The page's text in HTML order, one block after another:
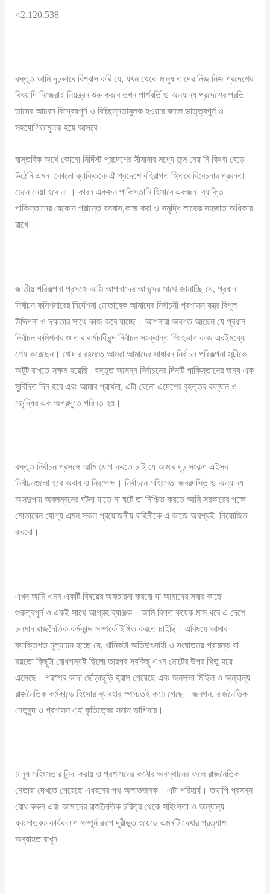
<2.120.538
বস্তুত আমি দৃঢ়ভাবে বিশ্বাস করি যে, যখন থেকে মানুষ তাদের নিজ নিজ প্রদেশের
বিষয়াদি নিজেরাই নিয়ন্ত্রন শুরু করবে তখন পার্শবর্তি ও অন্যান্য প্রদেশের প্রতি
তাদের আচরন বিদ্বেষপুর্ন ও বিচ্ছিন্নতামুলক হওয়ার বদলে ভাতৃত্বপুর্ন ও
সহযোগিতামুলক হয়ে আসবে।
বাস্তবিক অর্থে কোনো নির্দিস্ট প্রদেশের সীমানার মধ্যে জন্ম নেয় নি কিংবা বেড়ে
উঠেনি এমন কোনো ব্যাক্তিকে ঐ প্রদেশে বহিরাগত হিসাবে বিবেচনার প্রবনতা
মেনে নেয়া হবে না । কারন একজন পাকিস্তানি হিসাবে একজন ব্যাক্তি
পাকিস্তানের যেকোন প্রান্তে বসবাস,কাজ করা ও সমৃদ্ধি লাভের সহজাত অধিকার
রাখে ।
জাতীয় পরিকল্পনা প্রসঙ্গে আমি আপনাদের আনন্দের সাথে জানাচ্ছি যে, প্রধান
নির্বাচন কমিশনারের নির্দেশনা মোতাবেক আমাদের নির্বাচনী প্রশাসন যন্ত্র বিপুল
উদ্দিপনা ও দক্ষতার সাথে কাজ করে যাচ্ছে। আপনারা অবগত আছেন যে প্রধান
নির্বাচন কমিশনার ও তার কর্মচারীবৃন্দ নির্বাচন সংক্রান্ত সিংহভাগ কাজ এরইমধ্যে
শেষ করেছেন। খোদার রহমতে আমরা আমাদের সাধারন নির্বাচন পরিকল্পনা সূচীকে
অটুট রাখতে সক্ষম হয়েছি।বস্তুত আসন্ন নির্বাচনের দিনটি পাকিস্তানের জন্য এক
সুবিদিত দিন হবে এবং আমার প্রার্থনা, এটা যেনো এদেশের বৃহত্তর কল্যান ও
সমৃদ্ধির এক অগ্রদূতে পরিনত হয়।
বস্তুত নির্বাচন প্রসঙ্গে আমি যোগ করতে চাই যে আমার দৃঢ় সংকল্প এইসব
নির্বাচনগুলো হবে অবাধ ও নিরপেক্ষ। নির্বাচনে সহিংসতা জবরদস্তি ও অন্যান্য
অসদুপায় অবলম্বনের ঘটনা যাতে না ঘটে তা নিশ্চিত করতে আমি সরকারের পক্ষে
মোতায়েন যোগ্য এমন সকল প্রয়োজনীয় বাহিনীকে এ কাজে অবশ্যই নিয়োজিত
করবো।
এখন আমি এমন একটি বিষয়ের অবতারনা করবো যা আমাদের সবার কাছে
গুরুত্বপুর্ন ও একই সাথে আগ্রহ ব্যাঞ্জক। আমি বিগত কয়েক মাস ধরে এ দেশে
চলমান রাজনৈতিক কর্মকান্ড সম্পর্কে ইঙ্গিত করতে চাইছি। এবিষয়ে আমার
ব্যাক্তিগত মুল্যায়ন হচ্ছে যে, খানিকটা অতিউৎসাহী ও সংঘাতময় প্রারম্ভ যা
হয়তো কিছুটা বোধগম্যই ছিলো তারপর সবকিছু এখন মোটের উপর থিতু হয়ে
এসেছে। পরস্পর কাদা ছোঁড়াছুড়ি হ্রাস পেয়েছে এবং জনসভা মিছিল ও অন্যান্য
রাজনৈতিক কর্মকান্ডে হিংসার ব্যাবহার স্পস্টতই কমে গেছে। জনগন, রাজনৈতিক
নেতৃবৃন্দ ও প্রশাসন এই কৃতিত্বের সমান ভাগিদার।
মানুষ সহিংসতার নিন্দা করায় ও প্রশাসনের কঠোর অবস্থানের ফলে রাজনৈতিক
নেতারা দেখতে পেয়েছে এধরনের পথ অলাভজনক। এটা পরিহার্য। তথাপি প্রসন্ন
বোধ করুন এবং আমাদের রাজনৈতিক চরিত্র থেকে সহিংসতা ও অন্যান্য
ধ্বংসাত্বক কার্যকলাপ সম্পুর্ন রুপে দূরীভুত হয়েছে এমনটি দেখার প্রত্যাশা
অব্যাহত রাখুন।